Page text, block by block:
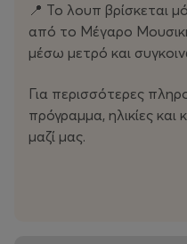
τους ήρωες, να
να φτιάχνουν τα δικά
• Μουσικά Παιχνίδια:
📍 Το λουπ βρίσκεται
από το Μέγαρο
μέσω μετρό και
Για περισσότερες
πρόγραμμα, ηλικίες και
μαζί μας.